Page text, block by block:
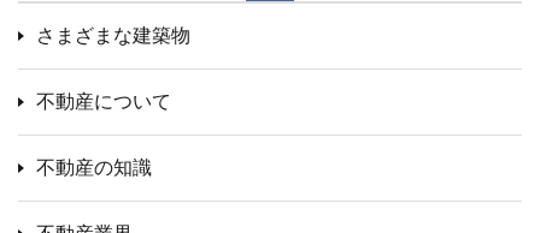
さまざまな建築物
不動産について
不動産の知識